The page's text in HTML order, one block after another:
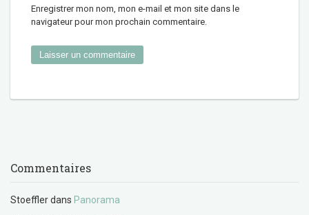
Enregistrer mon nom, mon e-mail et mon site dans le
navigateur pour mon prochain commentaire.
Commentaires
Stoefflerdans Panorama